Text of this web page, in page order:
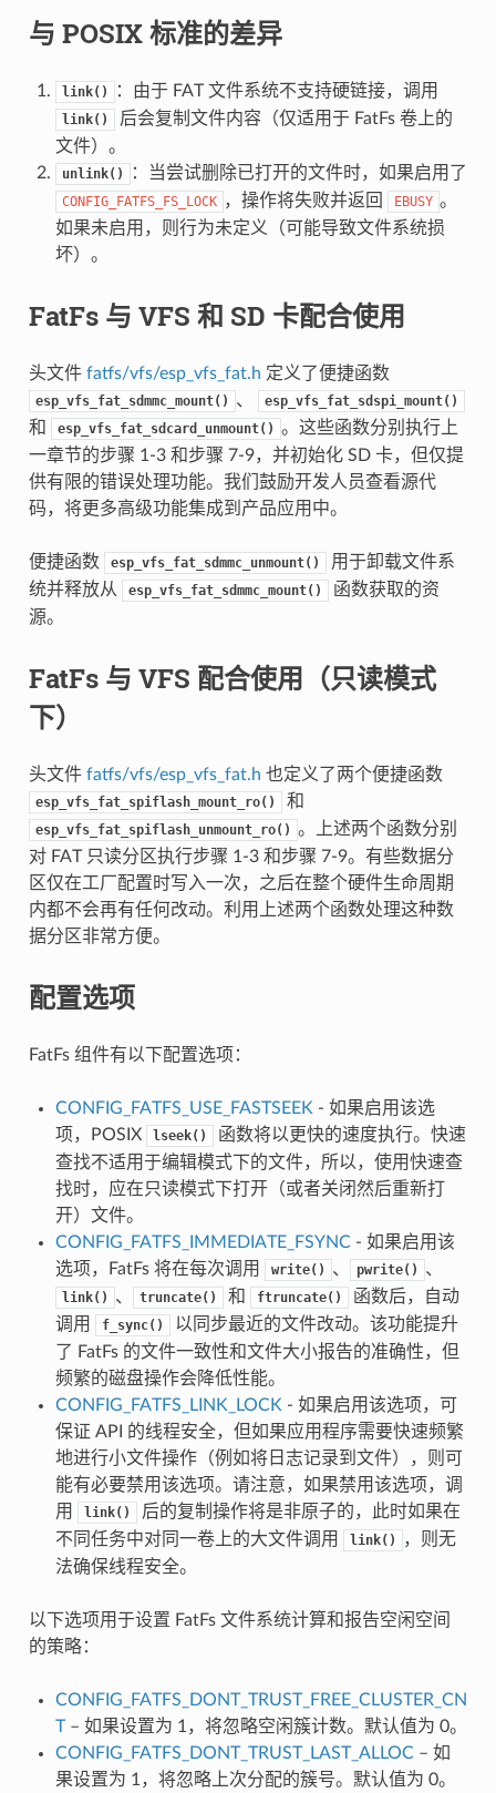
与 POSIX 标准的差异
link() ：由于 FAT 文件系统不支持硬链接，调用
link()
后会复制文件内容（仅适用于 FatFs 卷上的
文件）。
unlink() ：当尝试删除已打开的文件时，如果启用了
CONFIG_FATFS_FS_LOCK ，操作将失败并返回 EBUSY 。
如果未启用，则行为未定义（可能导致文件系统损
坏）。
FatFs 与 VFS 和 SD 卡配合使用
头文件 fatfs/vfs/esp_vfs_fat.h 定义了便捷函数
esp_vfs_fat_sdmmc_mount() 、 esp_vfs_fat_sdspi_mount()
和 esp_vfs_fat_sdcard_unmount() 。这些函数分别执行上
一章节的步骤 1-3 和步骤 7-9，并初始化 SD 卡，但仅提
供有限的错误处理功能。我们鼓励开发人员查看源代
码，将更多高级功能集成到产品应用中。
便捷函数 esp_vfs_fat_sdmmc_unmount()
用于卸载文件系
统并释放从
esp_vfs_fat_sdmmc_mount()
函数获取的资
源。
FatFs 与 VFS 配合使用（只读模式
下）
头文件 fatfs/vfs/esp_vfs_fat.h 也定义了两个便捷函数
esp_vfs_fat_spiflash_mount_ro() 和
esp_vfs_fat_spiflash_unmount_ro() 。上述两个函数分别
对 FAT 只读分区执行步骤 1-3 和步骤 7-9。有些数据分
区仅在工厂配置时写入一次，之后在整个硬件生命周期
内都不会再有任何改动。利用上述两个函数处理这种数
据分区非常方便。
配置选项
FatFs 组件有以下配置选项：
CONFIG_FATFS_USE_FASTSEEK - 如果启用该选
项，POSIX
lseek()
函数将以更快的速度执行。快速
查找不适用于编辑模式下的文件，所以，使用快速查
找时，应在只读模式下打开（或者关闭然后重新打
开）文件。
CONFIG_FATFS_IMMEDIATE_FSYNC- 如果启用该
选项，FatFs 将在每次调用
write() 、 pwrite() 、
link() 、 truncate() 和 ftruncate()
函数后，自动
调用
f_sync()
以同步最近的文件改动。该功能提升
了 FatFs 的文件一致性和文件大小报告的准确性，但
频繁的磁盘操作会降低性能。
CONFIG_FATFS_LINK_LOCK - 如果启用该选项，可
保证 API 的线程安全，但如果应用程序需要快速频繁
地进行小文件操作（例如将日志记录到文件），则可
能有必要禁用该选项。请注意，如果禁用该选项，调
用
link()
后的复制操作将是非原子的，此时如果在
不同任务中对同一卷上的大文件调用
link()
，则无
法确保线程安全。
以下选项用于设置 FatFs 文件系统计算和报告空闲空间
的策略：
CONFIG_FATFS_DONT_TRUST_FREE_CLUSTER_CN
T– 如果设置为 1，将忽略空闲簇计数。默认值为 0。
CONFIG_FATFS_DONT_TRUST_LAST_ALLOC– 如
果设置为 1，将忽略上次分配的簇号。默认值为 0。